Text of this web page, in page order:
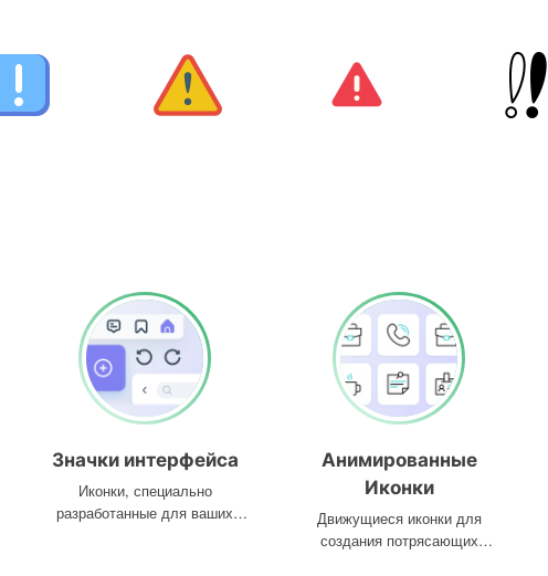
Значки интерфейса
Иконки, специально
разработанные для ваших
Анимированные
Иконки
Движущиеся иконки для
создания потрясающих